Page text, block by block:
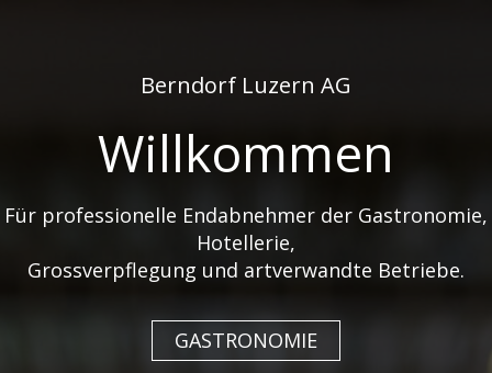
CALMERA PORZELLAN
VON BAUSCHER CARE
Berndorf Luzern AG
Willkommen
Für professionelle Endabnehmer der Gastronomie,
Hotellerie,
Grossverpflegung und artverwandte Betriebe.
GASTRONOMIE